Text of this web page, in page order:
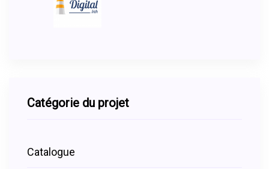
Catégorie du projet
Catalogue